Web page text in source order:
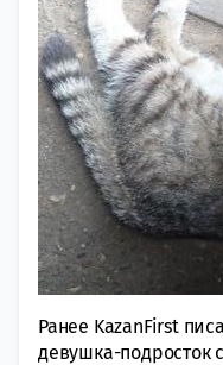
Ранее KazanFirst
девушка-подросток